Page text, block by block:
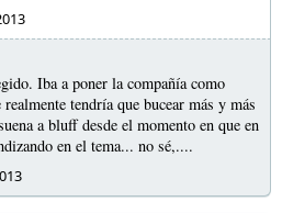
Iba a poner la compañía como
tendría que bucear más y más
a bluff desde el momento en que en
en el tema... no sé,....